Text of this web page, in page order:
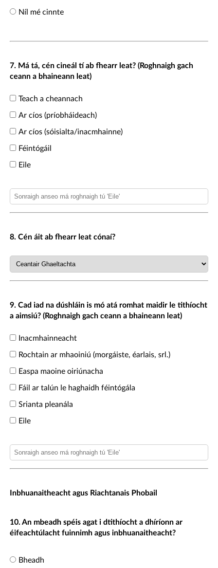
Níl mé cinnte
7. Má tá, cén cineál tí ab fhearr leat? (Roghnaigh gach
ceann a bhaineann leat)
Teach a cheannach
Ar cíos (príobháideach)
Ar cíos (sóisialta/inacmhainne)
Féintógáil
Eile
8. Cén áit ab fhearr leat cónaí?
9. Cad iad na dúshláin is mó atá romhat maidir le tithíocht
a aimsiú? (Roghnaigh gach ceann a bhaineann leat)
Inacmhainneacht
Rochtain ar mhaoiniú (morgáiste, éarlais, srl.)
Easpa maoine oiriúnacha
Fáil ar talún le haghaidh féintógála
Srianta pleanála
Eile
Inbhuanaitheacht agus Riachtanais Phobail
10. An mbeadh spéis agat i dtithíocht a dhíríonn ar
éifeachtúlacht fuinnimh agus inbhuanaitheacht?
Bheadh